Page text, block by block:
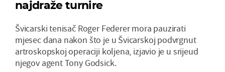
najdraže turnire
Švicarski tenisač Roger Federer mora pauzirati
mjesec dana nakon što je u Švicarskoj podvrgnut
artroskopskoj operaciji koljena, izjavio je u srijeud
njegov agent Tony Godsick.